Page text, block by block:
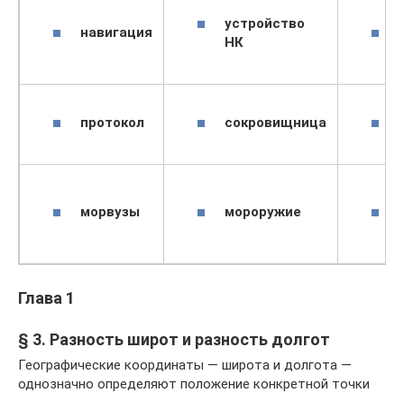
навигация
устройство
НК
протокол сокровищница
морвузы мороружие
Глава 1
§ 3. Разность широт и разность долгот
Географические координаты — широта и долгота —
однозначно определяют положение конкретной точки